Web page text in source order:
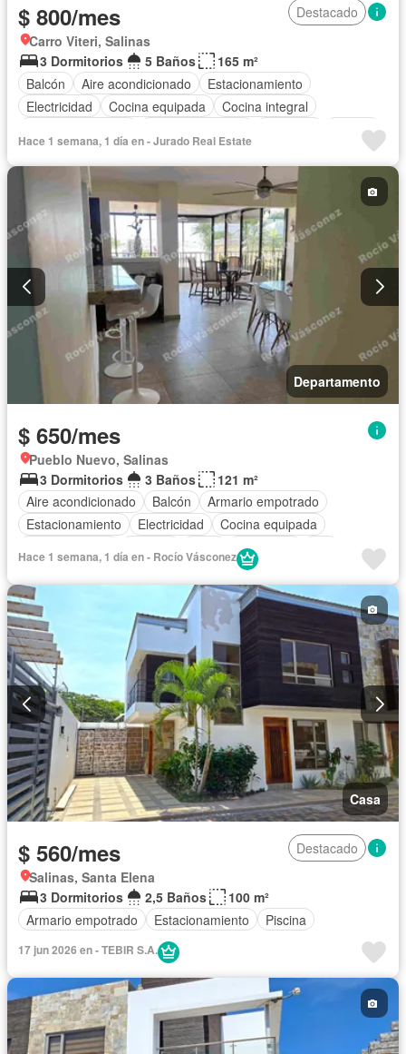
$ 800/mes
Destacado
Carro Viteri, Salinas
3 Dormitorios
5 Baños
165 m²
Balcón
Aire acondicionado
Estacionamiento
Electricidad
Cocina equipada
Cocina integral
Piscina
Wifi
Seguridad Completamente amoblado
Hace 1 semana, 1 día en - Jurado Real Estate
Departamento
$ 650/mes
Pueblo Nuevo, Salinas
3 Dormitorios
3 Baños
121 m²
Aire acondicionado
Balcón
Armario empotrado
Estacionamiento
Electricidad
Cocina equipada
Seguridad
Completamente amoblado
Hace 1 semana, 1 día en - Rocío Vásconez
Casa
$ 560/mes
Destacado
Salinas, Santa Elena
3 Dormitorios
2,5 Baños
100 m²
Armario empotrado
Estacionamiento Piscina
17 jun 2026 en - TEBIR S.A.